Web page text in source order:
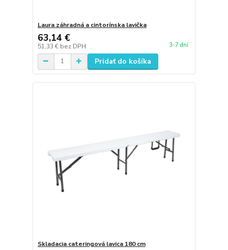
Laura záhradná a cintorínska lavička
63,14 €
51,33 € bez DPH 3-7 dní
Pridať do košíka
Skladacia cateringová lavica 180 cm